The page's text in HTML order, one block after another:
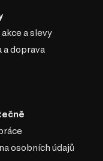
klidnou a rozptýlenou
k tomu se většinou
bodová, trubicová a
které mají
které jsou
(moderní obrazy
umělecké předměty)
akce a slevy
a doprava
osobních údajů